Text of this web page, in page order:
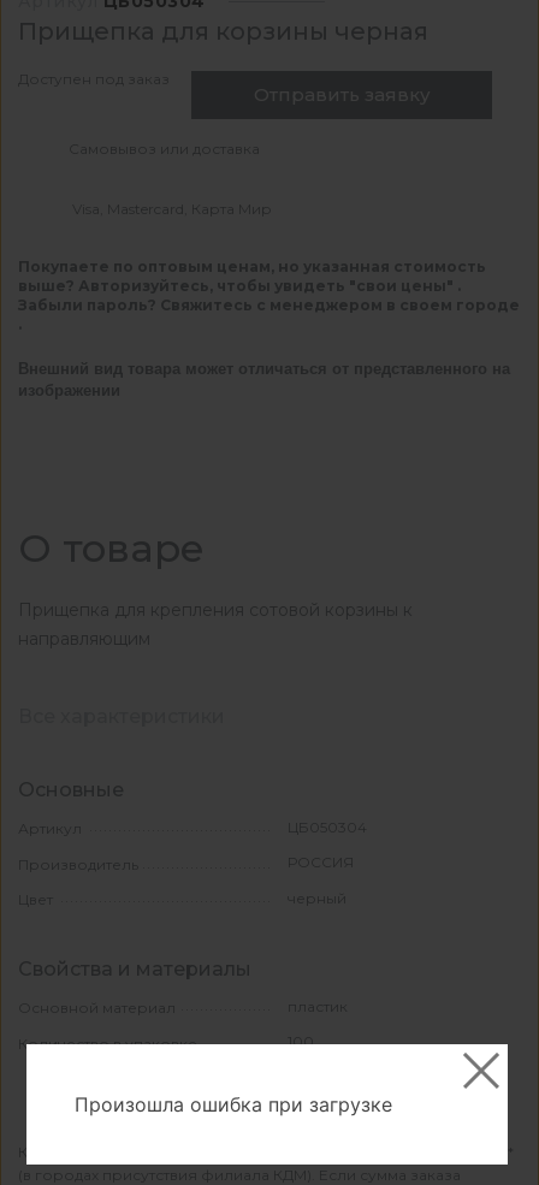
Прищепка для корзины черная
Доступен под заказ
Отправить заявку
Самовывоз или доставка
Visa, Mastercard, Карта Мир
Покупаете по оптовым ценам, но указанная стоимость
выше? Авторизуйтесь, чтобы увидеть "свои цены" .
Забыли пароль? Свяжитесь с менеджером в своем городе
Внешний вид товара может отличаться от представленного на
изображении
О товаре
Прищепка для крепления сотовой корзины к
направляющим
Основные
Артикул ЦБ050304
Производитель РОССИЯ
Цвет черный
Свойства и материалы
Основной материал пластик
Количество в упаковке 100
КДМ осуществляет бесплатную доставку при заказе от 15 000 ₽*
(в городах присутствия филиала КДМ). Если сумма заказа
Произошла ошибка при загрузке